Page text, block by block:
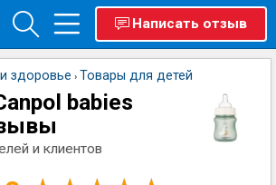
Написать отзыв
здоровье › Товары для детей
babies
и клиентов